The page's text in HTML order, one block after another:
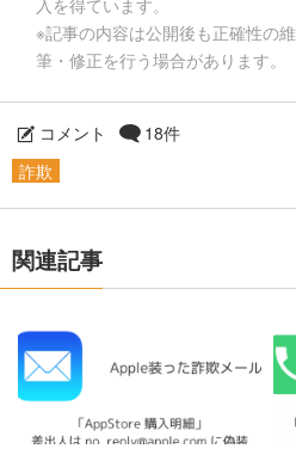
入を得ています。
※記事の内容は公開後も正確性の
筆・修正を行う場合があります。
コメント
18件
詐欺
関連記事